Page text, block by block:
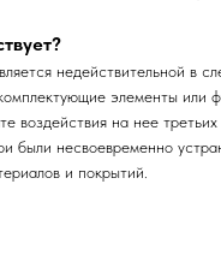
недействительной в
элементы или
воздействия на нее
были несвоевременно
и покрытий.